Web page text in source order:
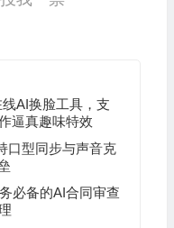
AI换脸工具，支
逼真趣味特效
口型同步与声音克
必备的AI合同审查